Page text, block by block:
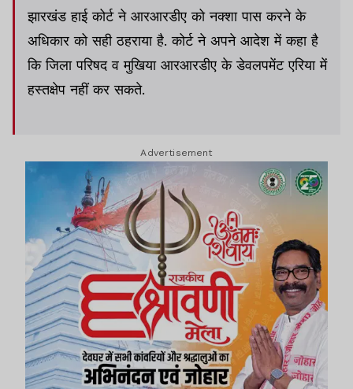
झारखंड हाई कोर्ट ने आरआरडीए को नक्शा पास करने के
अधिकार को सही ठहराया है. कोर्ट ने अपने आदेश में कहा है
कि जिला परिषद व मुखिया आरआरडीए के डेवलपमेंट एरिया में
हस्तक्षेप नहीं कर सकते.
Advertisement